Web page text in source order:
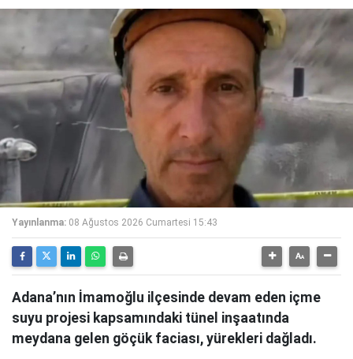
Yayınlanma: 08 Ağustos 2026 Cumartesi 15:43
Adana’nın İmamoğlu ilçesinde devam eden içme
suyu projesi kapsamındaki tünel inşaatında
meydana gelen göçük faciası, yürekleri dağladı.